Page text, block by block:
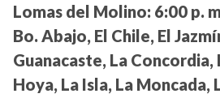
Lomas del Molino: 6:00 p.
Bo. Abajo, El Chile, El
Guanacaste, La Concordia,
Hoya, La Isla, La Moncada,